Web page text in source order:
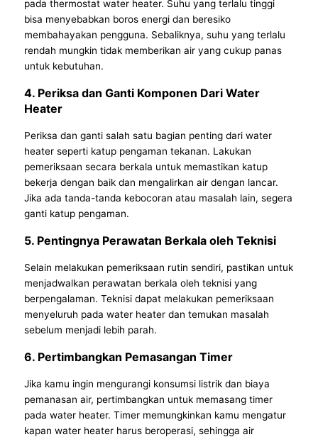
pada thermostat water heater. Suhu yang terlalu tinggi
bisa menyebabkan boros energi dan beresiko
membahayakan pengguna. Sebaliknya, suhu yang terlalu
rendah mungkin tidak memberikan air yang cukup panas
untuk kebutuhan.
4. Periksa dan Ganti Komponen Dari Water
Heater
Periksa dan ganti salah satu bagian penting dari water
heater seperti katup pengaman tekanan. Lakukan
pemeriksaan secara berkala untuk memastikan katup
bekerja dengan baik dan mengalirkan air dengan lancar.
Jika ada tanda-tanda kebocoran atau masalah lain, segera
ganti katup pengaman.
5. Pentingnya Perawatan Berkala oleh Teknisi
Selain melakukan pemeriksaan rutin sendiri, pastikan untuk
menjadwalkan perawatan berkala oleh teknisi yang
berpengalaman. Teknisi dapat melakukan pemeriksaan
menyeluruh pada water heater dan temukan masalah
sebelum menjadi lebih parah.
6. Pertimbangkan Pemasangan Timer
Jika kamu ingin mengurangi konsumsi listrik dan biaya
pemanasan air, pertimbangkan untuk memasang timer
pada water heater. Timer memungkinkan kamu mengatur
kapan water heater harus beroperasi, sehingga air